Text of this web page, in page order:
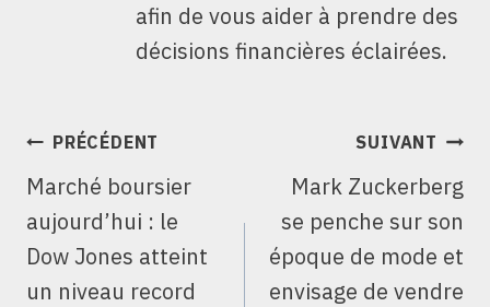
afin de vous aider à prendre des
décisions financières éclairées.
NAVIGATION
L’ARTICLE
PRÉCÉDENT
Marché boursier
aujourd’hui : le
Dow Jones atteint
un niveau record
SUIVANT
Mark Zuckerberg
se penche sur son
époque de mode et
envisage de vendre